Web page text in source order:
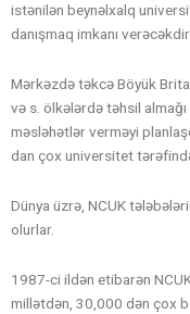
istənilən beynəlxalq
danışmaq imkanı verəcəkdir.
Mərkəzdə təkcə Böyük
və s. ölkələrdə təhsil
məsləhətlər verməyi
dan çox universitet
Dünya üzrə, NCUK
olurlar.
1987-ci ildən etibarən
millətdən, 30,000 dən çox